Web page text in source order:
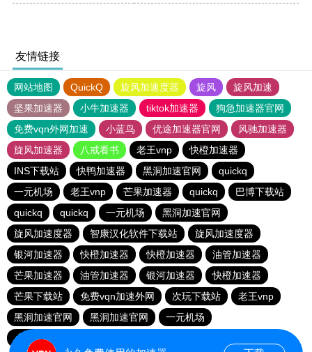
友情链接
网站地图 QuickQ 旋风加速度器 旋风
旋风加速
坚果加速器
小牛加速器 tiktok加速器
狗急加速器官网
免费vqn外网加速
小蓝鸟 优途加速器官网
风驰加速器
旋风加速器
八戒看书 老王vnp
快橙加速器
INS下载站
快鸭加速器 黑洞加速官网
quickq
一元机场
老王vnp 芒果加速器 quickq
巴博下载站
quickq
quickq 一元机场
黑洞加速官网
旋风加速度器
智康汉化软件下载站
旋风加速度器
银河加速器
快橙加速器 快橙加速器
油管加速器
芒果加速器
油管加速器 银河加速器
快橙加速器
芒果下载站
免费vqn加速外网 次玩下载站
老王vnp
黑洞加速官网
黑洞加速官网
一元机场
小猫咪ciash加速器